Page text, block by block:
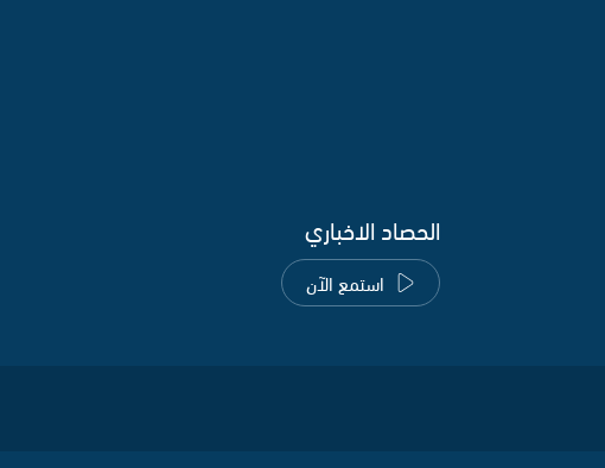
الحصاد الاخباري
استمع الآن